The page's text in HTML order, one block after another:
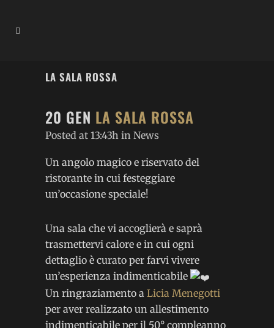
LA SALA ROSSA
20 GEN LA SALA ROSSA
Posted at 13:43h in News
Un angolo magico e riservato del
ristorante in cui festeggiare
un’occasione speciale!
Una sala che vi accoglierà e saprà
trasmettervi calore e in cui ogni
dettaglio è curato per farvi vivere
un’esperienza indimenticabile
Un ringraziamento a Licia Menegotti
per aver realizzato un allestimento
indimenticabile per il 50° compleanno